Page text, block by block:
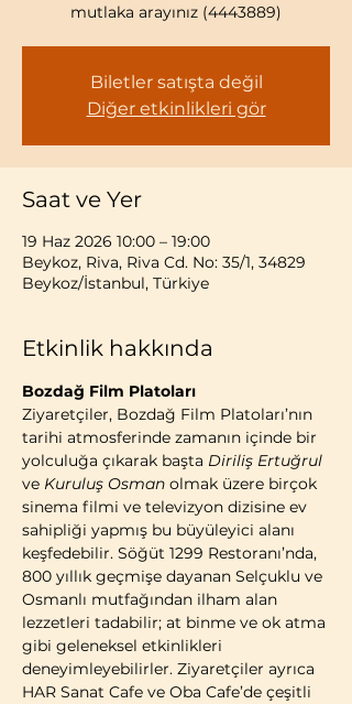
mutlaka arayınız (4443889)
Biletler satışta değil
Diğer etkinlikleri gör
Saat ve Yer
19 Haz 2026 10:00 – 19:00
Beykoz, Riva, Riva Cd. No: 35/1, 34829
Beykoz/İstanbul, Türkiye
Etkinlik hakkında
Bozdağ Film Platoları
Ziyaretçiler, Bozdağ Film Platoları’nın
tarihi atmosferinde zamanın içinde bir
yolculuğa çıkarak başta Diriliş Ertuğrul
ve Kuruluş Osman olmak üzere birçok
sinema filmi ve televizyon dizisine ev
sahipliği yapmış bu büyüleyici alanı
keşfedebilir. Söğüt 1299 Restoranı’nda,
800 yıllık geçmişe dayanan Selçuklu ve
Osmanlı mutfağından ilham alan
lezzetleri tadabilir; at binme ve ok atma
gibi geleneksel etkinlikleri
deneyimleyebilirler. Ziyaretçiler ayrıca
HAR Sanat Cafe ve Oba Cafe’de çeşitli